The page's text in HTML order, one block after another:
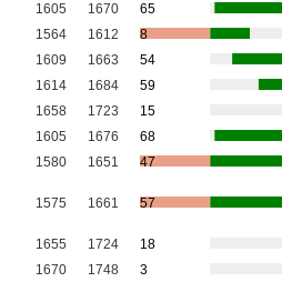
1605 1670
65
1564 1612
8
1609 1663
54
1614 1684
59
1658 1723
15
1605 1676
68
1580 1651 47
1575 1661 57
1655 1724
18
1670 1748
3